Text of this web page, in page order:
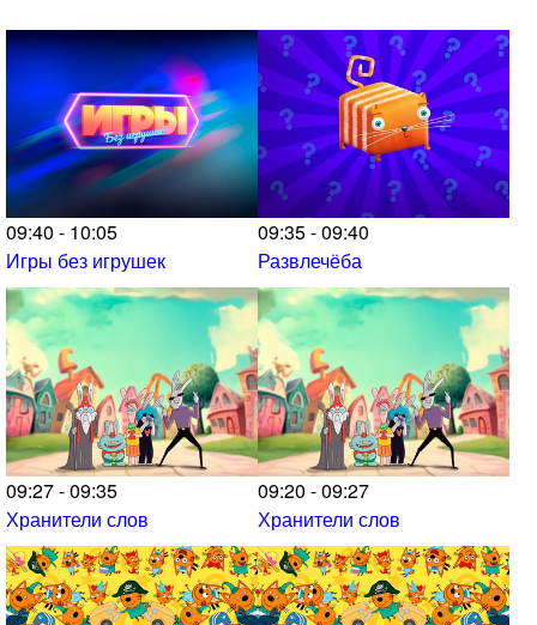
09:40 - 10:05
Игры без игрушек
09:35 - 09:40
Развлечёба
09:27 - 09:35
Хранители слов
09:20 - 09:27
Хранители слов